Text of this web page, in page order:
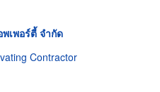
เพอร์ตี้ จำกัด
Contractor